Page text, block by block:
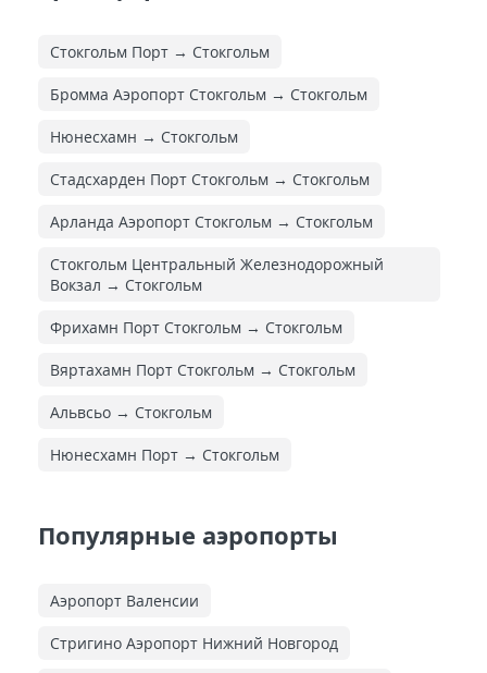
Стокгольм Порт → Стокгольм
Бромма Аэропорт Стокгольм → Стокгольм
Нюнесхамн → Стокгольм
Стадсхарден Порт Стокгольм → Стокгольм
Арланда Аэропорт Стокгольм → Стокгольм
Стокгольм Центральный Железнодорожный
Вокзал → Стокгольм
Фрихамн Порт Стокгольм → Стокгольм
Вяртахамн Порт Стокгольм → Стокгольм
Альвсьо → Стокгольм
Нюнесхамн Порт → Стокгольм
Популярные аэропорты
Аэропорт Валенсии
Стригино Аэропорт Нижний Новгород